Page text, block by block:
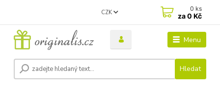
Menu
CZK
Hledat
0 ks
za0 Kč